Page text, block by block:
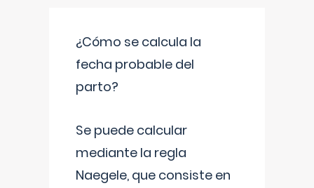
¿Cómo se calcula la
fecha probable del
parto?
Se puede calcular
mediante la regla
Naegele, que consiste en